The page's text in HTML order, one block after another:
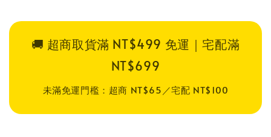
🚚 超商取貨滿 NT$499 免運｜宅配滿
NT$699
未滿免運門檻：超商 NT$65／宅配 NT$100